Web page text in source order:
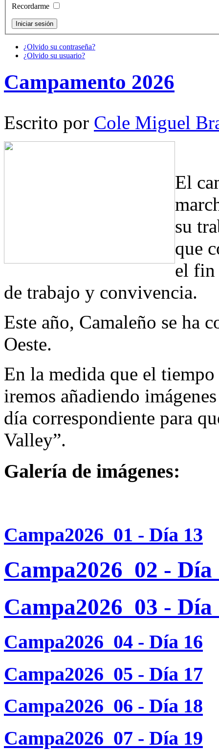
Recordarme
¿Olvido su contraseña?
¿Olvido su usuario?
Campamento 2026
Escrito por Cole Miguel
El
su
que
el fin
de trabajo y convivencia.
Este año, Camaleño se ha
Oeste.
En la medida que el
iremos añadiendo
día correspondiente para
Valley”.
Galería de imágenes:
Campa2026_01 - Día 13
Campa2026_02 - Día
Campa2026_03 - Día
Campa2026_04 - Día 16
Campa2026_05 - Día 17
Campa2026_06 - Día 18
Campa2026_07 - Día 19